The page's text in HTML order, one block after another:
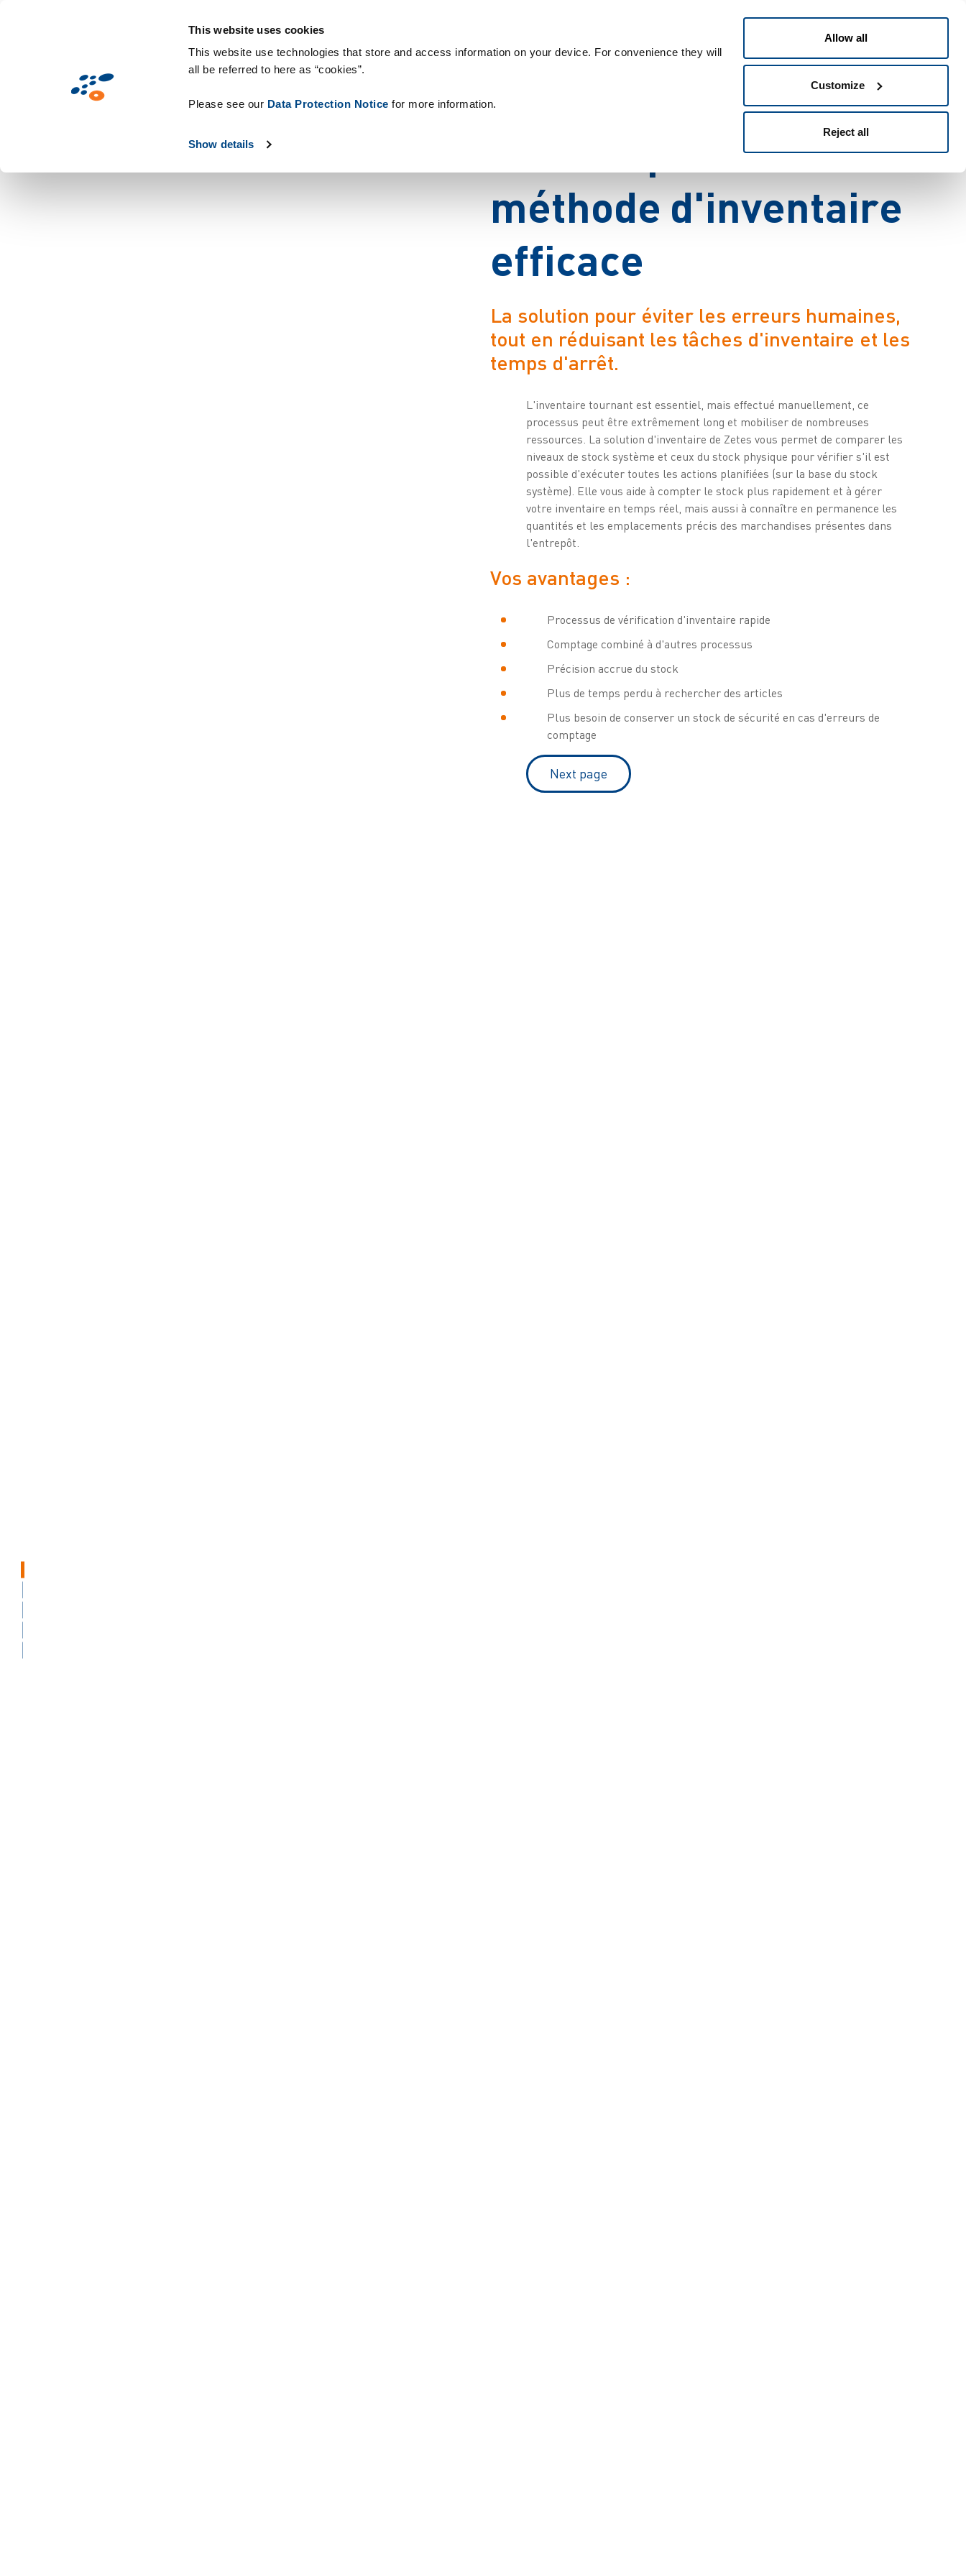
This website uses cookies
This website use technologies that store and access information on your device. For convenience they will
all be referred to here as “cookies”.
Please see our Data Protection Notice for more information.
Show details
Allow all
Customize
Reject all
Site
Home Warehouse Solutions
ed'une
méthoded'inventaire
efficace
La solution pour éviter les erreurs humaines,
tout en réduisant les tâches d'inventaire et les
temps d'arrêt.
L'inventaire tournant est essentiel, mais effectué manuellement, ce
processus peut être extrêmement long et mobiliser de nombreuses
ressources. La solution d'inventaire de Zetes vous permet de comparer les
niveaux de stock système et ceux du stock physique pour vérifier s'il est
possible d'exécuter toutes les actions planifiées (sur la base du stock
système). Elle vous aide à compter le stock plus rapidement et à gérer
votre inventaire en temps réel, mais aussi à connaître en permanence les
quantités et les emplacements précis des marchandises présentes dans
l'entrepôt.
Vos avantages :
Processus de vérification d'inventaire rapide
Comptage combiné à d'autres processus
Précision accrue du stock
Plus de temps perdu à rechercher des articles
Plus besoin de conserver un stock de sécurité en cas d'erreurs de
comptage
Next page